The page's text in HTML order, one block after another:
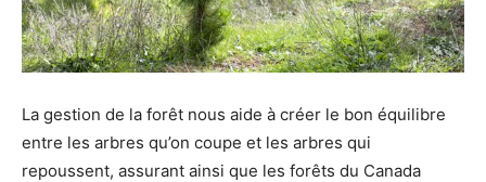
La gestion de la forêt nous aide à créer le bon équilibre
entre les arbres qu’on coupe et les arbres qui
repoussent, assurant ainsi que les forêts du Canada